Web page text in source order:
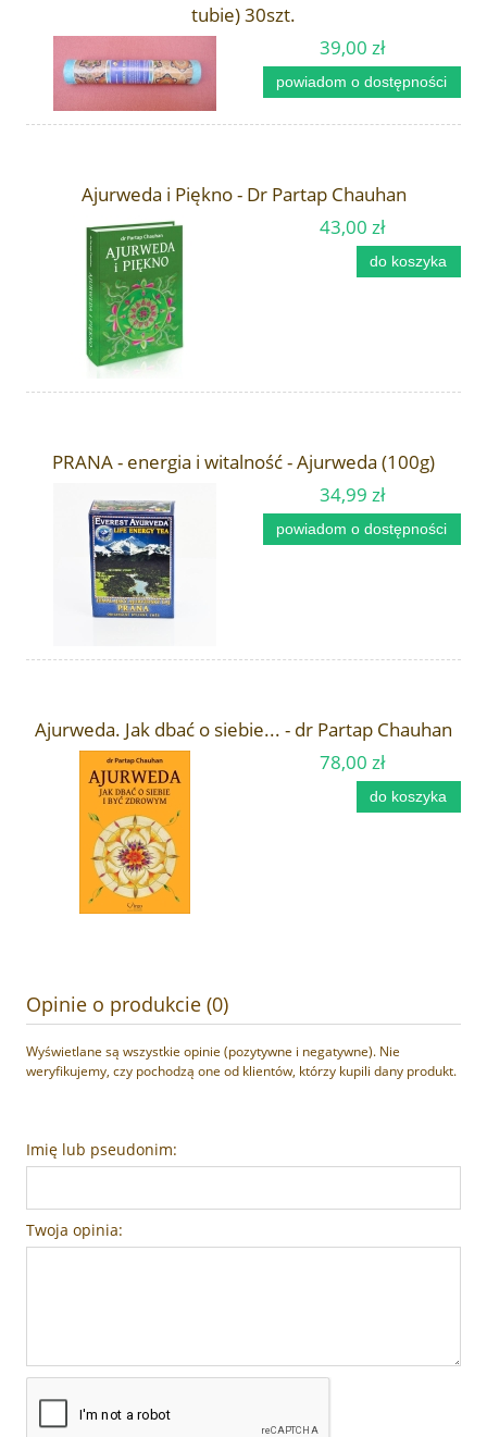
tubie) 30szt.
39,00 zł
powiadom o dostępności
Ajurweda i Piękno - Dr Partap Chauhan
43,00 zł
do koszyka
PRANA - energia i witalność - Ajurweda (100g)
34,99 zł
powiadom o dostępności
Ajurweda. Jak dbać o siebie... - dr Partap Chauhan
78,00 zł
do koszyka
Opinie o produkcie (0)
Wyświetlane są wszystkie opinie (pozytywne i negatywne). Nie
weryfikujemy, czy pochodzą one od klientów, którzy kupili dany produkt.
Imię lub pseudonim:
Twoja opinia: